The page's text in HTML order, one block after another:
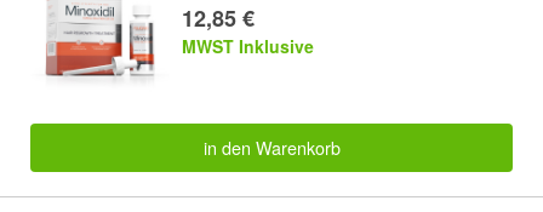
12,85 €
MWST Inklusive
in den Warenkorb